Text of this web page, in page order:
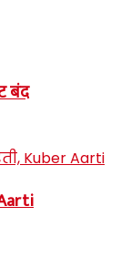
बंद